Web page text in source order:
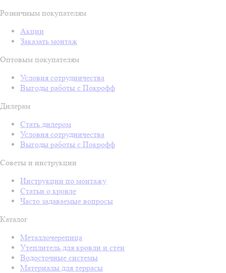
Розничным покупателям
Акции
Заказать монтаж
Оптовым покупателям
Условия сотрудничества
Выгоды работы с Покрофф
Дилерам
Стать дилером
Условия сотрудничества
Выгоды работы с Покрофф
Советы и инструкции
Инструкции по монтажу
Статьи о кровле
Часто задаваемые вопросы
Каталог
Металлочерепица
Утеплитель для кровли и стен
Водосточные системы
Материалы для террасы